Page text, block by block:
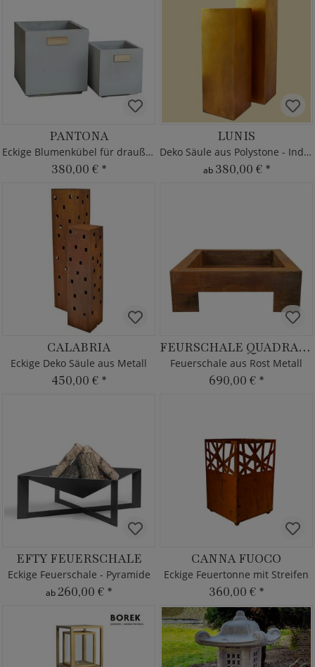
PANTONA
Eckige Blumenkübel für draußen
380,00 € *
LUNIS
Deko Säule aus Polystone - Indoor
ab 380,00 € *
CALABRIA
Eckige Deko Säule aus Metall
450,00 € *
FEURSCHALE QUADRATO
Feuerschale aus Rost Metall
690,00 € *
EFTY FEUERSCHALE
Eckige Feuerschale - Pyramide
ab260,00 € *
CANNA FUOCO
Eckige Feuertonne mit Streifen
360,00 € *